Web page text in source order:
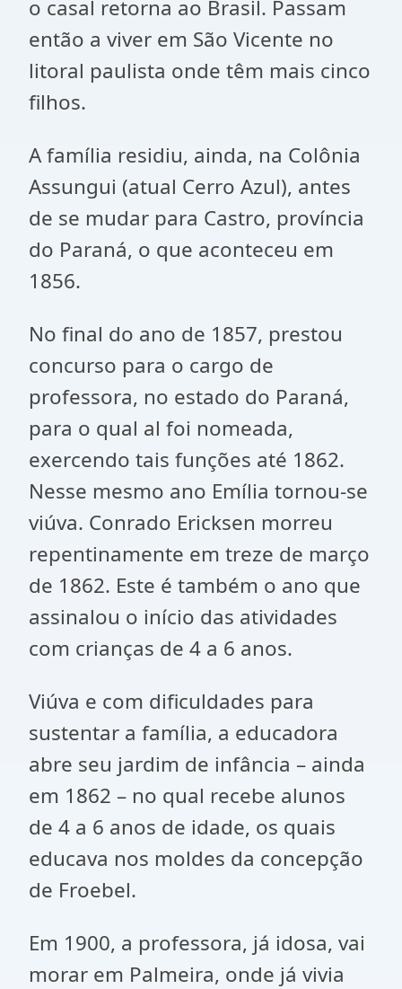
o casal retorna ao Brasil. Passam
então a viver em São Vicente no
litoral paulista onde têm mais cinco
filhos.
A família residiu, ainda, na Colônia
Assungui (atual Cerro Azul), antes
de se mudar para Castro, província
do Paraná, o que aconteceu em
1856.
No final do ano de 1857, prestou
concurso para o cargo de
professora, no estado do Paraná,
para o qual al foi nomeada,
exercendo tais funções até 1862.
Nesse mesmo ano Emília tornou-se
viúva. Conrado Ericksen morreu
repentinamente em treze de março
de 1862. Este é também o ano que
assinalou o início das atividades
com crianças de 4 a 6 anos.
Viúva e com dificuldades para
sustentar a família, a educadora
abre seu jardim de infância – ainda
em 1862 – no qual recebe alunos
de 4 a 6 anos de idade, os quais
educava nos moldes da concepção
de Froebel.
Em 1900, a professora, já idosa, vai
morar em Palmeira, onde já vivia